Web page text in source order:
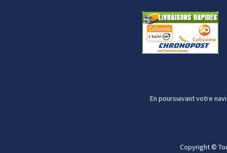
En poursuivant votre
Copyright ©